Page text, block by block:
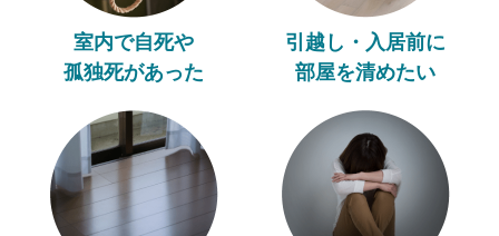
室内で自死や
孤独死があった
引越し・入居前に
部屋を清めたい